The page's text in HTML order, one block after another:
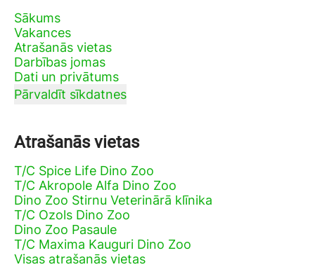
Sākums
Vakances
Atrašanās vietas
Darbības jomas
Dati un privātums
Pārvaldīt sīkdatnes
Atrašanās vietas
T/C Spice Life Dino Zoo
T/C Akropole Alfa Dino Zoo
Dino Zoo Stirnu Veterinārā klīnika
T/C Ozols Dino Zoo
Dino Zoo Pasaule
T/C Maxima Kauguri Dino Zoo
Visas atrašanās vietas